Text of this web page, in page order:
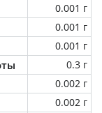
0.001 г
0.001 г
0.001 г
0.3 г
0.002 г
0.002 г